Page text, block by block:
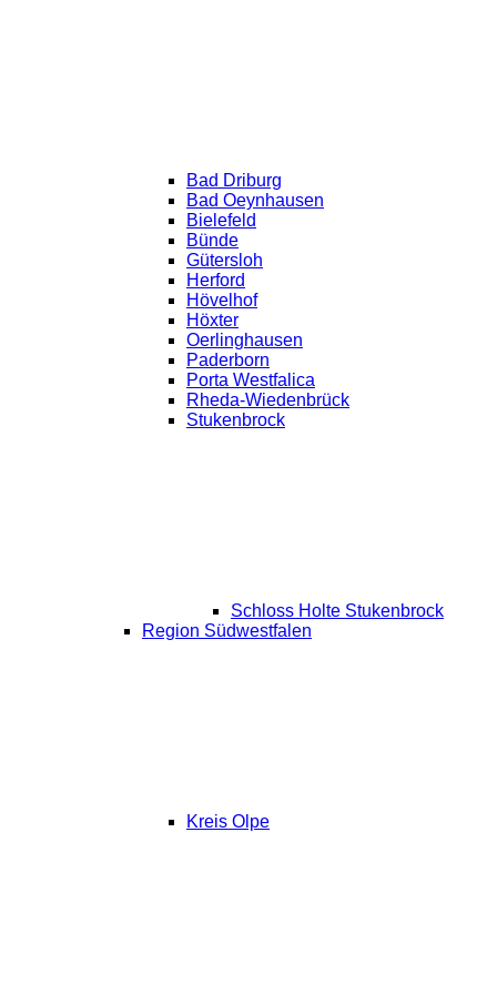
Bad Driburg
Bad Oeynhausen
Bielefeld
Bünde
Gütersloh
Herford
Hövelhof
Höxter
Oerlinghausen
Paderborn
Porta Westfalica
Rheda-Wiedenbrück
Stukenbrock
Schloss Holte Stukenbrock
Region Südwestfalen
Kreis Olpe